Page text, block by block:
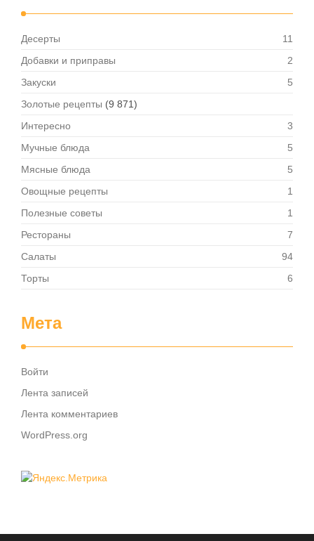
Десерты
11
Добавки и приправы
2
Закуски
5
Золотые рецепты (9 871)
Интересно
3
Мучные блюда
5
Мясные блюда
5
Овощные рецепты
1
Полезные советы
1
Рестораны
7
Салаты
94
Торты
6
Мета
Войти
Лента записей
Лента комментариев
WordPress.org